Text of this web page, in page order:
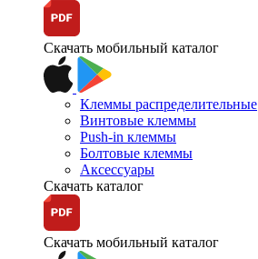
Скачать мобильный каталог
Клеммы распределительные
Винтовые клеммы
Push-in клеммы
Болтовые клеммы
Аксессуары
Скачать каталог
Скачать мобильный каталог